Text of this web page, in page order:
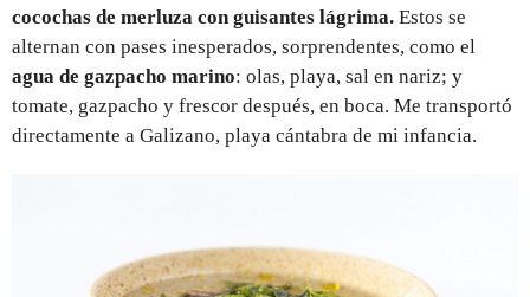
cocochas de merluza con guisantes lágrima. Estos se
alternan con pases inesperados, sorprendentes, como el
agua de gazpacho marino: olas, playa, sal en nariz; y
tomate, gazpacho y frescor después, en boca. Me transportó
directamente a Galizano, playa cántabra de mi infancia.